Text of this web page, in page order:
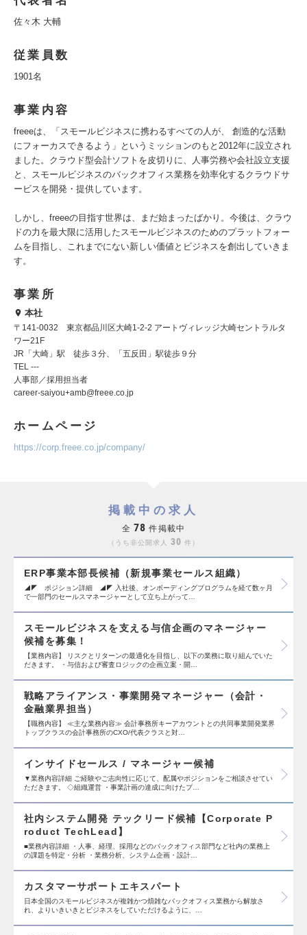
佐々木 大輔
従業員数
1901名
事業内容
freeeは、「スモールビジネスに携わるすべての人が、 創造的な活動
にフォーカスできるよう」というミッションのもと2012年に設立され
ました。クラウド型会計ソフトを皮切りに、人事労務や会社設立支援
と、スモールビジネスのバックオフィス業務を効率化するクラウドサ
ービスを開発・提供しています。
しかし、freeeの目指す世界は、まだ始まったばかり。今後は、クラウ
ドの力を最大限に活用したスモールビジネスのためのプラットフォー
ムを目指し、これまでにない新しい価値とビジネスを創出していきま
す。
事業所
本社
〒141-0032 東京都品川区大崎1-2-2 アートヴィレッジ大崎セントラルタ
ワー21F
JR「大崎」駅 徒歩３分、「五反田」駅徒歩９分
TEL ---
人事部／採用担当者
career-saiyou+amb@freee.co.jp
ホームページ
https://corp.freee.co.jp/company/
掲載中の求人
全 78 件掲載中
うち非公開求人 30 件
ERP事業本部長候補（新規事業セールス組織）
◢◤ ポジション詳細 ◢◤ 入社後、オンボーディングプログラムを経て数ヶ月
で一部門のセールスマネージャーとして立ち上がって…
スモールビジネスを支える与信企画のマネージャー
候補を募集！
【業務内容】 リスクとリターンの最適化を目指し、以下の業務に取り組んでいた
だきます。 ・与信および審査ロジックの企画立案・開…
戦略アライアンス・事業開発マネージャー（会計・
金融業界担当）
【職務内容】 ≪主な業務内容≫ 会計事務所キーアカウントとの共同事業開発業界
トップクラスの会計事務所のCXO/代表クラスと対…
インサイドセールス / マネージャー候補
▼業務内容詳細 ご経験やご志向性に応じて、配属やポジションをご相談させてい
ただきます。 ◇組織運営 ・事業計画の達成に向けたプ…
社内システム開発 テックリード候補【Corporate P
roduct TechLead】
■業務内容詳細 ・人事、経理、採用などのバックオフィス部門など社内の業務上
の課題を特定・分析 ・業務分析、システム企画・設計…
カスタマーサポートエキスパート
日本全国のスモールビジネスが複雑かつ煩雑なバックオフィス業務から解放さ
れ、よりいきいきとビジネスをしていただけるように、…